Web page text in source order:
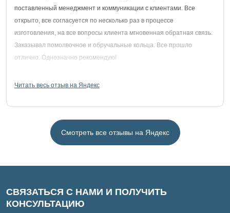
поставленный менеджмент и коммуникации с клиентами. Все
открыто, все согласуется по несколько раз в процессе
изготовления, на все вопросы клиента мгновенная обратная связь.
Заказывал помолвочное и обручальные кольца. Все прошло
отлично. Однозначно рекомендую!
Читать весь отзыв на Яндекс
Смотреть все отзывы на Яндекс
СВЯЗАТЬСЯ С НАМИ И ПОЛУЧИТЬ
КОНСУЛЬТАЦИЮ